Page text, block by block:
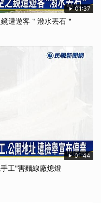
01:37
遭遊客＂潑水丟石＂
01:44
工"害麵線廠熄燈